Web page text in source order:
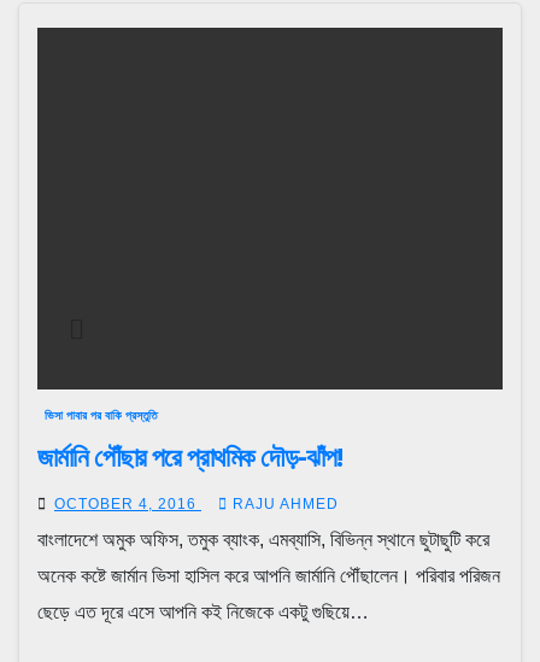
ভিসা পাবার পর বাকি প্রস্তুতি
জার্মানি পৌঁছার পরে প্রাথমিক দৌড়-ঝাঁপ!
OCTOBER 4, 2016 RAJU AHMED
বাংলাদেশে অমুক অফিস, তমুক ব্যাংক, এমব্যাসি, বিভিন্ন স্থানে ছুটাছুটি করে
অনেক কষ্টে জার্মান ভিসা হাসিল করে আপনি জার্মানি পৌঁছালেন। পরিবার পরিজন
ছেড়ে এত দূরে এসে আপনি কই নিজেকে একটু গুছিয়ে…